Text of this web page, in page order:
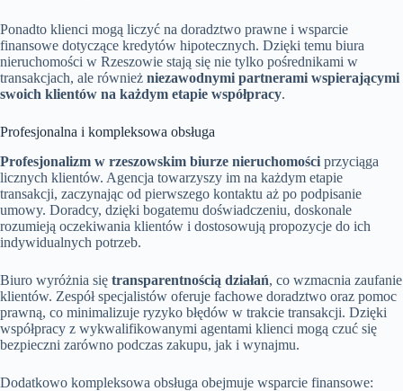
Ponadto klienci mogą liczyć na doradztwo prawne i wsparcie
finansowe dotyczące kredytów hipotecznych. Dzięki temu biura
nieruchomości w Rzeszowie stają się nie tylko pośrednikami w
transakcjach, ale również niezawodnymi partnerami wspierającymi
swoich klientów na każdym etapie współpracy.
Profesjonalna i kompleksowa obsługa
Profesjonalizm w rzeszowskim biurze nieruchomości przyciąga
licznych klientów. Agencja towarzyszy im na każdym etapie
transakcji, zaczynając od pierwszego kontaktu aż po podpisanie
umowy. Doradcy, dzięki bogatemu doświadczeniu, doskonale
rozumieją oczekiwania klientów i dostosowują propozycje do ich
indywidualnych potrzeb.
Biuro wyróżnia się transparentnością działań, co wzmacnia zaufanie
klientów. Zespół specjalistów oferuje fachowe doradztwo oraz pomoc
prawną, co minimalizuje ryzyko błędów w trakcie transakcji. Dzięki
współpracy z wykwalifikowanymi agentami klienci mogą czuć się
bezpieczni zarówno podczas zakupu, jak i wynajmu.
Dodatkowo kompleksowa obsługa obejmuje wsparcie finansowe: